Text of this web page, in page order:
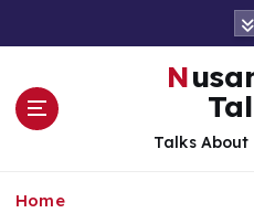
Nusantara
Talks
Home